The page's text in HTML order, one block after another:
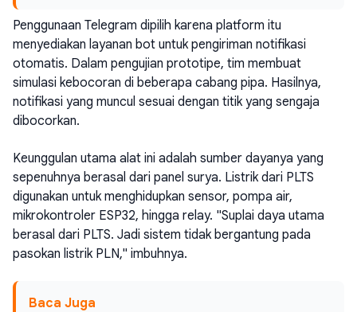
Penggunaan Telegram dipilih karena platform itu
menyediakan layanan bot untuk pengiriman notifikasi
otomatis. Dalam pengujian prototipe, tim membuat
simulasi kebocoran di beberapa cabang pipa. Hasilnya,
notifikasi yang muncul sesuai dengan titik yang sengaja
dibocorkan.
Keunggulan utama alat ini adalah sumber dayanya yang
sepenuhnya berasal dari panel surya. Listrik dari PLTS
digunakan untuk menghidupkan sensor, pompa air,
mikrokontroler ESP32, hingga relay. "Suplai daya utama
berasal dari PLTS. Jadi sistem tidak bergantung pada
pasokan listrik PLN," imbuhnya.
Baca Juga